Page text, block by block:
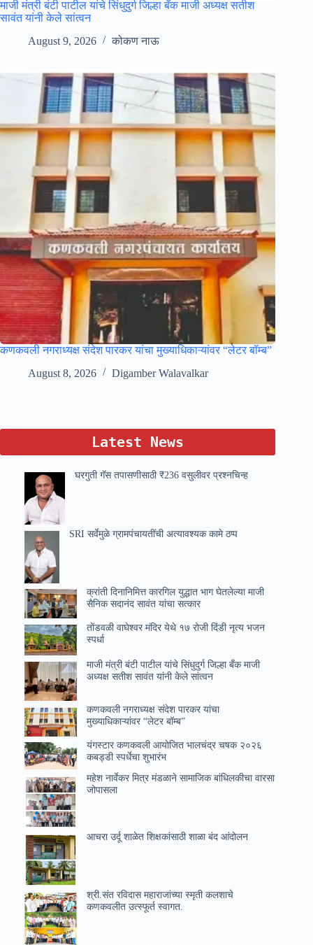
माजी मंत्री बंटी पाटील यांचे सिंधुदुर्ग जिल्हा बँक माजी अध्यक्ष सतीश
सावंत यांनी केले सांत्वन
August 9, 2026
कोकण नाऊ
कणकवली नगराध्यक्ष संदेश पारकर यांचा मुख्याधिकाऱ्यांवर “लेटर बॉम्ब”
August 8, 2026
Digamber Walavalkar
Latest News
घरगुती गॅस तपासणीसाठी ₹236 वसुलीवर प्रश्नचिन्ह
SRI सर्वेमुळे ग्रामपंचायतींची अत्यावश्यक कामे ठप्प
क्रांती दिनानिमित्त कारगिल युद्धात भाग घेतलेल्या माजी
सैनिक सदानंद सावंत यांचा सत्कार
तोंडवळी वाघेश्वर मंदिर येथे १७ रोजी दिंडी नृत्य भजन
स्पर्धा
माजी मंत्री बंटी पाटील यांचे सिंधुदुर्ग जिल्हा बँक माजी
अध्यक्ष सतीश सावंत यांनी केले सांत्वन
कणकवली नगराध्यक्ष संदेश पारकर यांचा
मुख्याधिकाऱ्यांवर “लेटर बॉम्ब”
यंगस्टार कणकवली आयोजित भालचंद्र चषक २०२६
कबड्डी स्पर्धेचा शुभारंभ
महेश नार्वेकर मित्र मंडळाने सामाजिक बांधिलकीचा वारसा
जोपासला
आचरा उर्दू शाळेत शिक्षकांसाठी शाळा बंद आंदोलन
श्री.संत रविदास महाराजांच्या स्मृती कलशाचे
कणकवलीत उत्स्फूर्त स्वागत.